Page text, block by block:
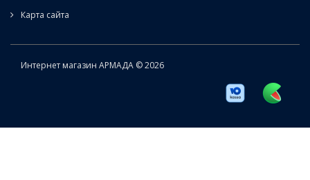
Карта сайта
Интернет магазин АРМАДА © 2026